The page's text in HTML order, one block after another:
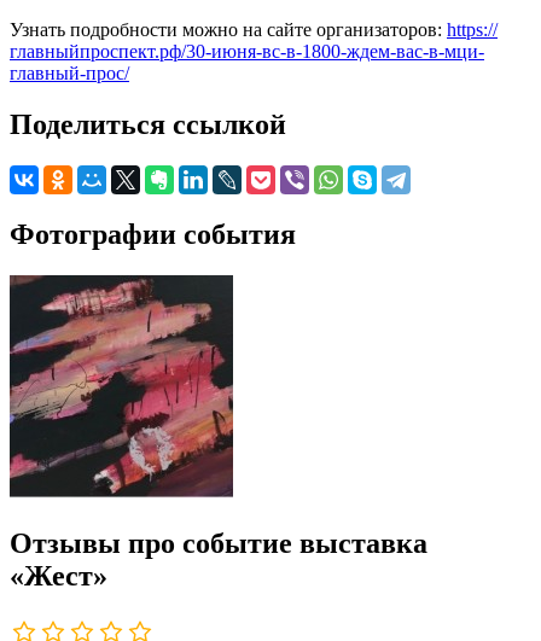
Узнать подробности можно на сайте организаторов: https://
главныйпроспект.рф/30-июня-вс-в-1800-ждем-вас-в-мци-
главный-прос/
Поделиться ссылкой
Фотографии события
Отзывы про событие выставка
«Жест»